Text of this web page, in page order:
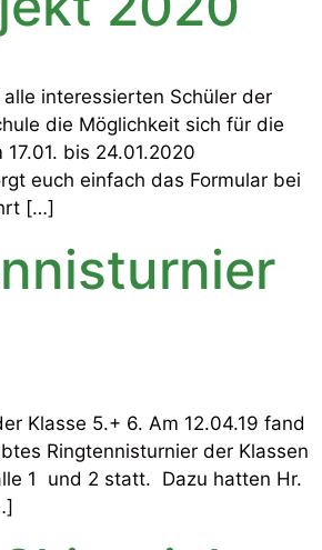
interessierten Schüler der
die Möglichkeit sich für die
bis 24.01.2020
euch einfach das Formular bei
[…]
Klasse 5.+ 6. Am 12.04.19 fand
Ringtennisturnier der Klassen
1 und 2 statt. Dazu hatten Hr.